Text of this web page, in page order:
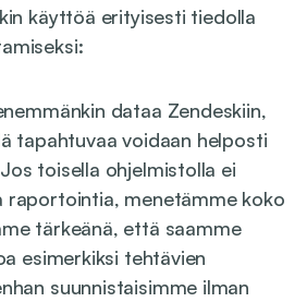
käyttöä erityisesti tiedolla
dataa Zendeskiin,
tapahtuvaa voidaan helposti
toisella ohjelmistolla ei
raportointia, menetämme koko
tärkeänä, että saamme
esimerkiksi tehtävien
suunnistaisimme ilman